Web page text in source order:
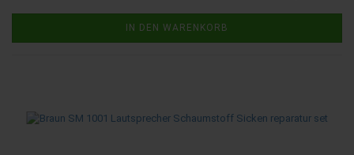
IN DEN WARENKORB